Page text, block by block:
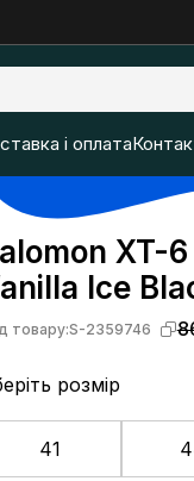
і оплата
XT-
Ice
товару:S-2359746
розмір
41